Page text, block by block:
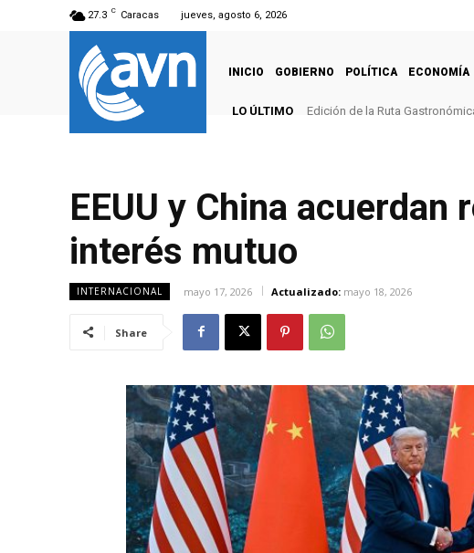
27.3 C Caracas jueves, agosto 6, 2026
INICIO GOBIERNO POLÍTICA ECONOMÍA
LO ÚLTIMO Edición de la Ruta
EEUU y China
interés mutuo
INTERNACIONAL mayo 17, 2026 Actualizado: mayo 18, 2026
Share